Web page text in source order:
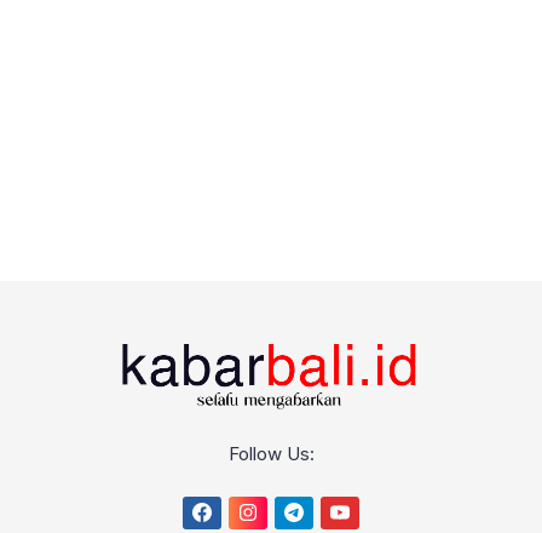
Follow Us: